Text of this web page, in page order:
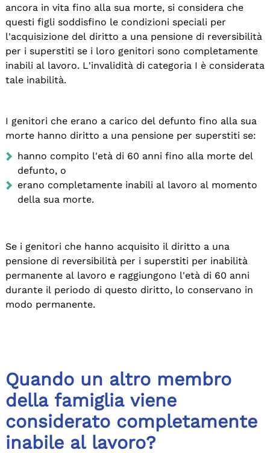
ancora in vita fino alla sua morte, si considera che
questi figli soddisfino le condizioni speciali per
l'acquisizione del diritto a una pensione di reversibilità
per i superstiti se i loro genitori sono completamente
inabili al lavoro. L'invalidità di categoria I è considerata
tale inabilità.
I genitori che erano a carico del defunto fino alla sua
morte hanno diritto a una pensione per superstiti se:
hanno compito l'età di 60 anni fino alla morte del
defunto, o
erano completamente inabili al lavoro al momento
della sua morte.
Se i genitori che hanno acquisito il diritto a una
pensione di reversibilità per i superstiti per inabilità
permanente al lavoro e raggiungono l'età di 60 anni
durante il periodo di questo diritto, lo conservano in
modo permanente.
Quando un altro membro
della famiglia viene
considerato completamente
inabile al lavoro?